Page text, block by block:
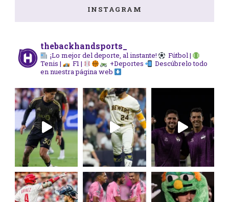
INSTAGRAM
thebackhandsports_
¡Lo mejor del deporte, al instante!
Fútbol |
Tenis |
F1 | +Deportes
Descúbrelo todo
en nuestra página web